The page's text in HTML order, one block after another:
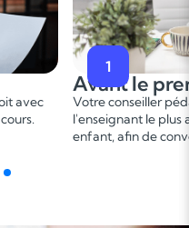
met en relation avec
du profil de votre
pour un premier cours.